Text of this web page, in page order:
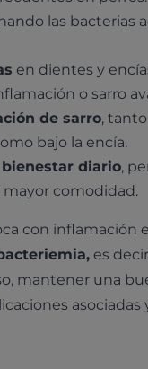
las bacterias
en dientes y
o sarro
de sarro,
bajo la encía.
diario,
mayor comodidad.
con inflamación
es
mantener una